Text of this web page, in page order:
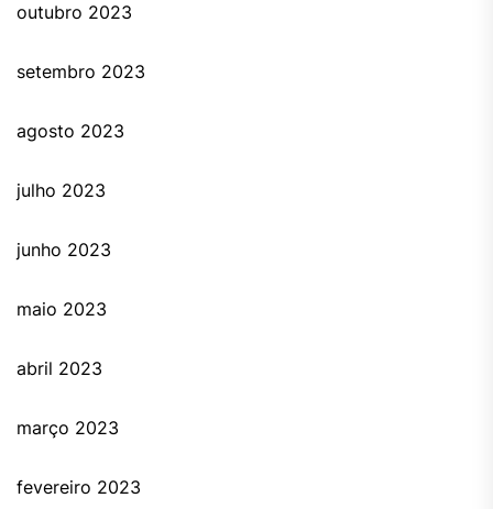
outubro 2023
setembro 2023
agosto 2023
julho 2023
junho 2023
maio 2023
abril 2023
março 2023
fevereiro 2023